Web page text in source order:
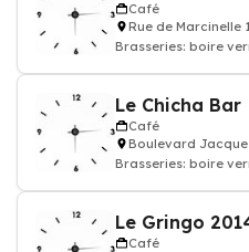
Café
Rue de Marcinelle
Brasseries: boire
Le Chicha Bar
Café
Boulevard
Brasseries: boire
Le Gringo
Café